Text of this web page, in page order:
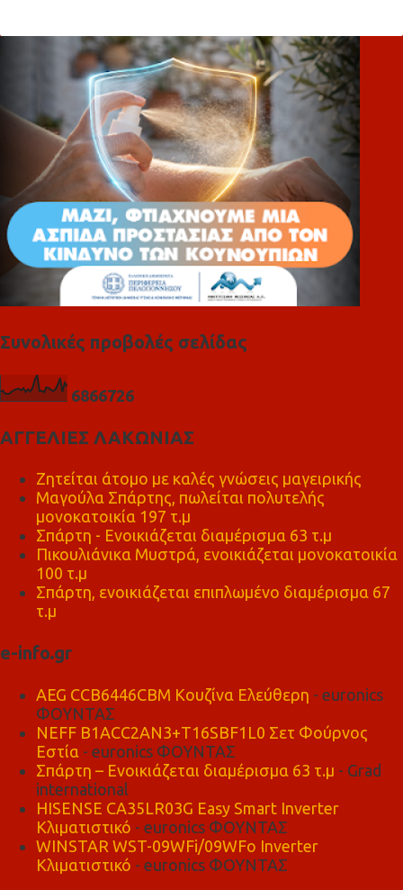
λ
Συνολικές προβολές σελίδας
6866726
ΑΓΓΕΛΙΕΣ ΛΑΚΩΝΙΑΣ
Ζητείται άτομο με καλές γνώσεις μαγειρικής
Μαγούλα Σπάρτης, πωλείται πολυτελής
μονοκατοικία 197 τ.μ
Σπάρτη - Ενοικιάζεται διαμέρισμα 63 τ.μ
Πικουλιάνικα Μυστρά, ενοικιάζεται μονοκατοικία
100 τ.μ
Σπάρτη, ενοικιάζεται επιπλωμένο διαμέρισμα 67
τ.μ
e-info.gr
AEG CCB6446CBM Κουζίνα Ελεύθερη - euronics
ΦΟΥΝΤΑΣ
NEFF B1ACC2AN3+T16SBF1L0 Σετ Φούρνος
Εστία - euronics ΦΟΥΝΤΑΣ
Σπάρτη – Ενοικιάζεται διαμέρισμα 63 τ.μ - Grad
international
HISENSE CA35LR03G Easy Smart Inverter
Κλιματιστικό - euronics ΦΟΥΝΤΑΣ
WINSTAR WST-09WFi/09WFo Inverter
Κλιματιστικό - euronics ΦΟΥΝΤΑΣ